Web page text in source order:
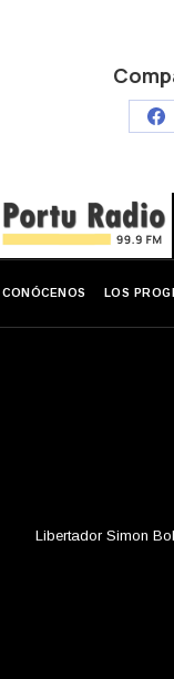
CONÓCENOS LOS
Libertador Simon